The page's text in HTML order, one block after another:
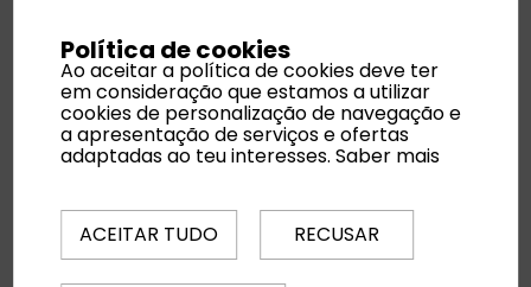
Noites
Quartos
Política de cookies
Ao aceitar a política de cookies deve ter
em consideração que estamos a utilizar
cookies de personalização de navegação e
a apresentação de serviços e ofertas
adaptadas ao teu interesses.Saber mais
ACEITAR TUDO RECUSAR